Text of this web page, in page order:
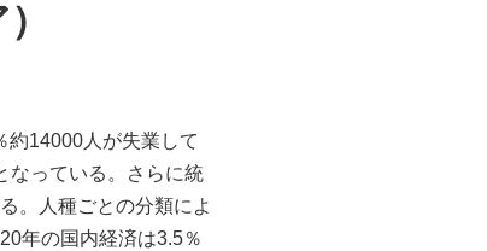
約14000人が失業して
なっている。さらに統
。人種ごとの分類によ
年の国内経済は3.5％